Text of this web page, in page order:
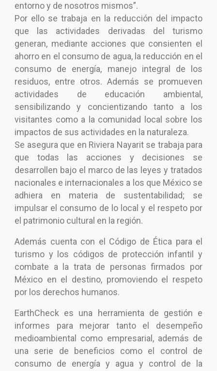
entorno y de nosotros mismos”.
Por ello se trabaja en la reducción del impacto
que las actividades derivadas del turismo
generan, mediante acciones que consienten el
ahorro en el consumo de agua, la reducción en el
consumo de energía, manejo integral de los
residuos, entre otros. Además se promueven
actividades de educación ambiental,
sensibilizando y concientizando tanto a los
visitantes como a la comunidad local sobre los
impactos de sus actividades en la naturaleza.
Se asegura que en Riviera Nayarit se trabaja para
que todas las acciones y decisiones se
desarrollen bajo el marco de las leyes y tratados
nacionales e internacionales a los que México se
adhiera en materia de sustentabilidad; se
impulsar el consumo de lo local y el respeto por
el patrimonio cultural en la región.
Además cuenta con el Código de Ética para el
turismo y los códigos de protección infantil y
combate a la trata de personas firmados por
México en el destino, promoviendo el respeto
por los derechos humanos.
EarthCheck es una herramienta de gestión e
informes para mejorar tanto el desempeño
medioambiental como empresarial, además de
una serie de beneficios como el control de
consumo de energía y agua y control de la